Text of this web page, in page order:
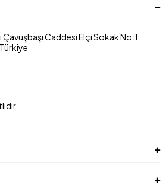
Çavuşbaşı Caddesi Elçi Sokak No:1